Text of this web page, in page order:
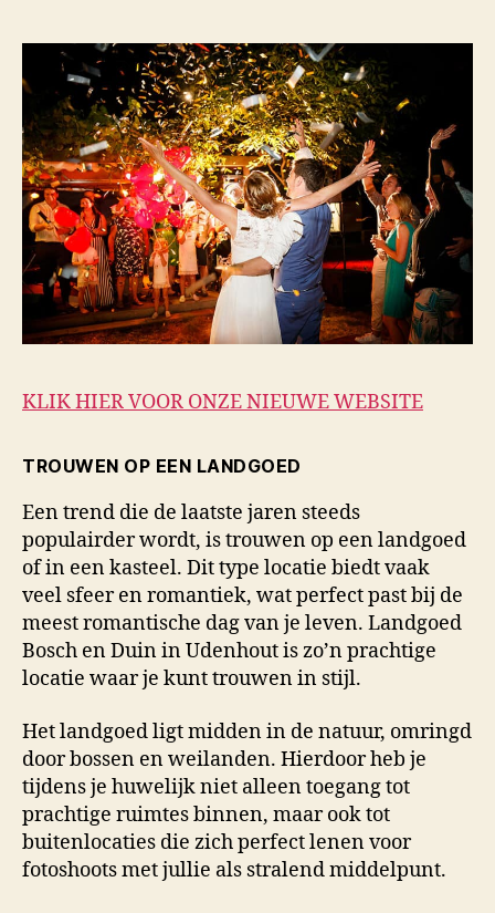
KLIK HIER VOOR ONZE NIEUWE WEBSITE
TROUWEN OP EEN LANDGOED
Een trend die de laatste jaren steeds
populairder wordt, is trouwen op een landgoed
of in een kasteel. Dit type locatie biedt vaak
veel sfeer en romantiek, wat perfect past bij de
meest romantische dag van je leven. Landgoed
Bosch en Duin in Udenhout is zo’n prachtige
locatie waar je kunt trouwen in stijl.
Het landgoed ligt midden in de natuur, omringd
door bossen en weilanden. Hierdoor heb je
tijdens je huwelijk niet alleen toegang tot
prachtige ruimtes binnen, maar ook tot
buitenlocaties die zich perfect lenen voor
fotoshoots met jullie als stralend middelpunt.